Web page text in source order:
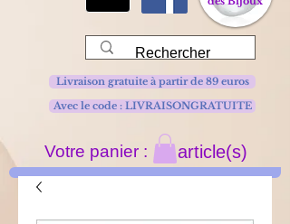
Avec le code : LIVRAISONGRATUITE
Livraison gratuite à partir de 89 euros
Votre panier : article(s)